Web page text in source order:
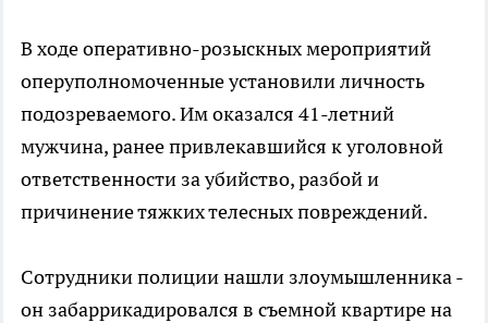
В ходе оперативно-розыскных мероприятий
оперуполномоченные установили личность
подозреваемого. Им оказался 41-летний
мужчина, ранее привлекавшийся к уголовной
ответственности за убийство, разбой и
причинение тяжких телесных повреждений.
Сотрудники полиции нашли злоумышленника -
он забаррикадировался в съемной квартире на